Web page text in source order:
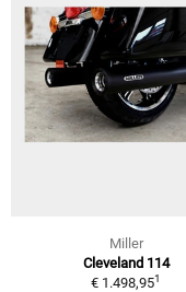
Miller
Cleveland 114
€ 1.498,951